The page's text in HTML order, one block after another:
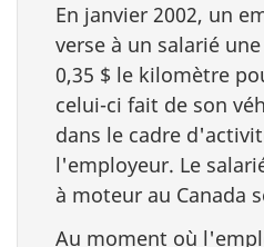
En janvier 2002, un
verse à un salarié
0,35 $ le kilomètre
celui-ci fait de son
dans le cadre
l'employeur. Le
à moteur au Canada
Au moment où